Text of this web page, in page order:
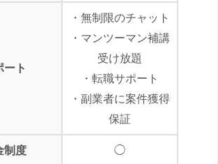
ート
・無制限のチャット
・マンツーマン補講
受け放題
・転職サポート
・副業者に案件獲得
保証
制度 ◯